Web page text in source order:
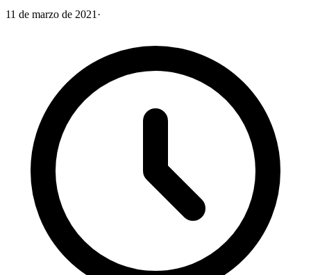
11 de marzo de 2021 ·